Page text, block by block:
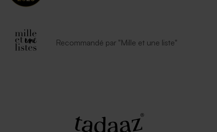
Recommandé par "Mille et une liste"